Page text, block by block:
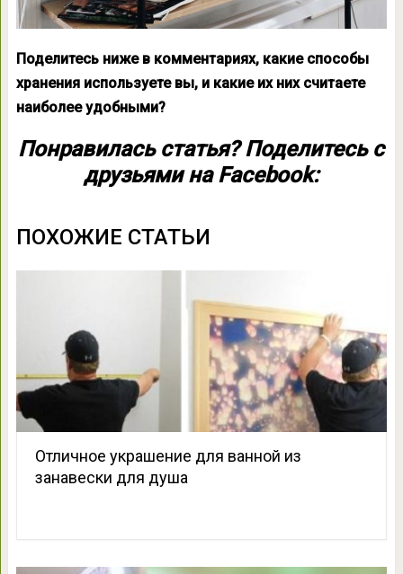
Поделитесь ниже в комментариях, какие способы
хранения используете вы, и какие их них считаете
наиболее удобными?
Понравилась статья? Поделитесь с
друзьями на Facebook:
ПОХОЖИЕ СТАТЬИ
Отличное украшение для ванной из
занавески для душа